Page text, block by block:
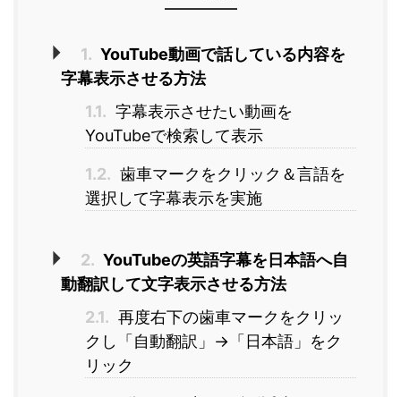
1. YouTube動画で話している内容を
字幕表示させる方法
1.1. 字幕表示させたい動画を
YouTubeで検索して表示
1.2. 歯車マークをクリック＆言語を
選択して字幕表示を実施
2. YouTubeの英語字幕を日本語へ自
動翻訳して文字表示させる方法
2.1. 再度右下の歯車マークをクリッ
クし「自動翻訳」→「日本語」をク
リック